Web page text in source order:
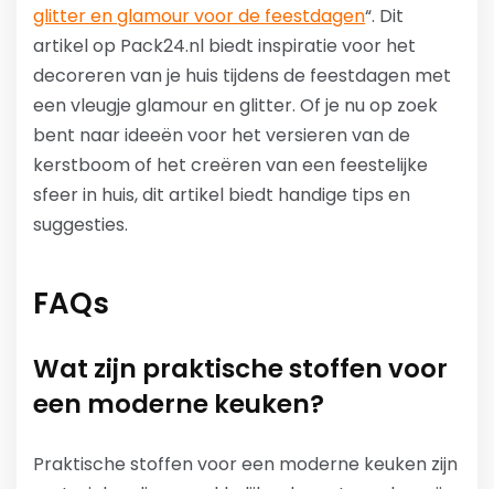
glitter en glamour voor de feestdagen“. Dit
artikel op Pack24.nl biedt inspiratie voor het
decoreren van je huis tijdens de feestdagen met
een vleugje glamour en glitter. Of je nu op zoek
bent naar ideeën voor het versieren van de
kerstboom of het creëren van een feestelijke
sfeer in huis, dit artikel biedt handige tips en
suggesties.
FAQs
Wat zijn praktische stoffen voor
een moderne keuken?
Praktische stoffen voor een moderne keuken zijn